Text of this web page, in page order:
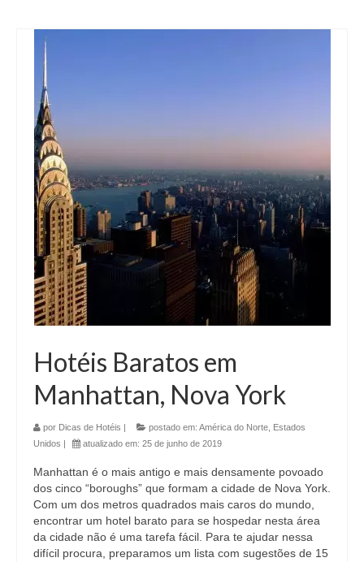
Hotéis Baratos em
Manhattan, Nova York
por Dicas de Hotéis | postado em: América do Norte Estados
Unidos | atualizado em: 25 de junho de 2019
Manhattan é o mais antigo e mais densamente povoado
dos cinco “boroughs” que formam a cidade de Nova York.
Com um dos metros quadrados mais caros do mundo,
encontrar um hotel barato para se hospedar nesta área
da cidade não é uma tarefa fácil. Para te ajudar nessa
difícil procura, preparamos um lista com sugestões de 15